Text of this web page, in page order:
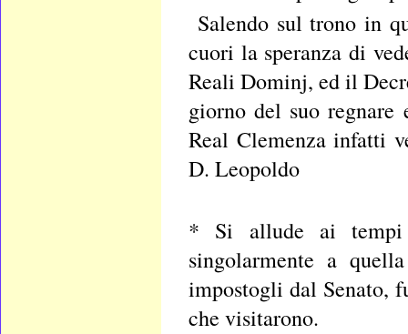
Salendo sul trono in
cuori la speranza di
Reali Dominj, ed il
giorno del suo regnare
Real Clemenza infatti
D. Leopoldo
* Si allude ai tempi
singolarmente a
impostogli dal Senato,
che visitarono.